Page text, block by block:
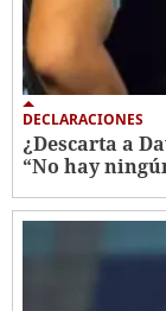
DECLARACIONES
¿Descarta a
“No hay